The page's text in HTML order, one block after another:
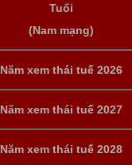
Tuổi
(Nam mạng)
Năm xem thái tuế 2026
Năm xem thái tuế 2027
Năm xem thái tuế 2028